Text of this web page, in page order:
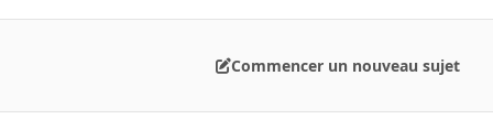
Commencer un nouveau sujet